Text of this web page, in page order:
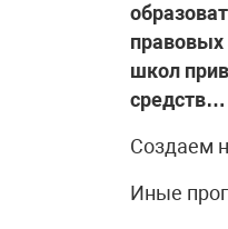
правовых
школ
средств…
Создаем
Иные